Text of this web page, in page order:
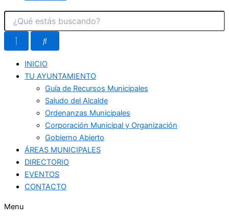
INICIO
TU AYUNTAMIENTO
Guía de Recursos Municipales
Saludo del Alcalde
Ordenanzas Municipales
Corporación Municipal y Organización
Gobierno Abierto
ÁREAS MUNICIPALES
DIRECTORIO
EVENTOS
CONTACTO
Menu